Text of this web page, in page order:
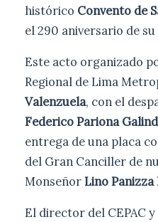
histórico Convento de
el 290 aniversario de
Este acto organizado
Regional de Lima
Valenzuela, con el
Federico Pariona
entrega de una placa
del Gran Canciller de
MonseñorLino Panizza
El director del CEPAC